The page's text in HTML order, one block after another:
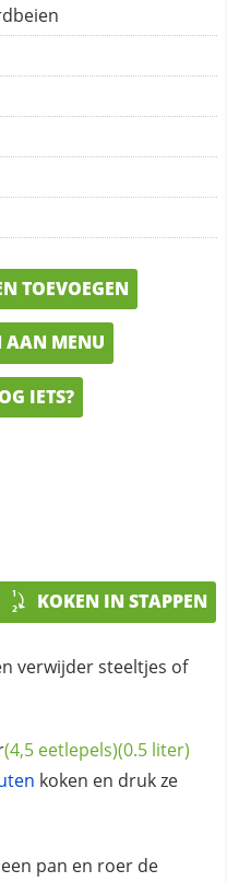
TOEVOEGEN
AAN MENU
IETS?
KOKEN IN STAPPEN
verwijder steeltjes of
(4,5 eetlepels)(0.5 liter)
koken en druk ze
pan en roer de